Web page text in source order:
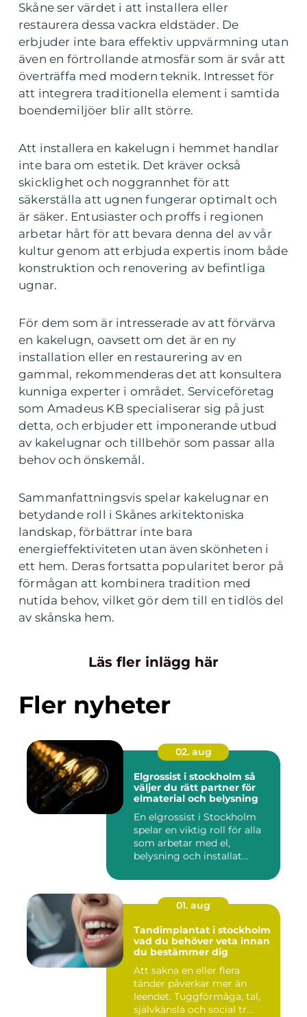
Skåne ser värdet i att installera eller
restaurera dessa vackra eldstäder. De
erbjuder inte bara effektiv uppvärmning utan
även en förtrollande atmosfär som är svår att
överträffa med modern teknik. Intresset för
att integrera traditionella element i samtida
boendemiljöer blir allt större.
Att installera en kakelugn i hemmet handlar
inte bara om estetik. Det kräver också
skicklighet och noggrannhet för att
säkerställa att ugnen fungerar optimalt och
är säker. Entusiaster och proffs i regionen
arbetar hårt för att bevara denna del av vår
kultur genom att erbjuda expertis inom både
konstruktion och renovering av befintliga
ugnar.
För dem som är intresserade av att förvärva
en kakelugn, oavsett om det är en ny
installation eller en restaurering av en
gammal, rekommenderas det att konsultera
kunniga experter i området. Serviceföretag
som Amadeus KB specialiserar sig på just
detta, och erbjuder ett imponerande utbud
av kakelugnar och tillbehör som passar alla
behov och önskemål.
Sammanfattningsvis spelar kakelugnar en
betydande roll i Skånes arkitektoniska
landskap, förbättrar inte bara
energieffektiviteten utan även skönheten i
ett hem. Deras fortsatta popularitet beror på
förmågan att kombinera tradition med
nutida behov, vilket gör dem till en tidlös del
av skånska hem.
Läs fler inlägg här
Fler nyheter
02. aug
Elgrossist i stockholm så
väljer du rätt partner för
elmaterial och belysning
En elgrossist i Stockholm
spelar en viktig roll för alla
som arbetar med el,
belysning och installat...
01. aug
Tandimplantat i stockholm
vad du behöver veta innan
du bestämmer dig
Att sakna en eller flera
tänder påverkar mer än
leendet. Tuggförmåga, tal,
självkänsla och social tr...